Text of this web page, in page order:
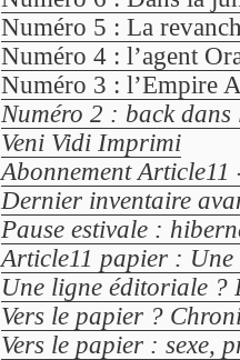
Numéro 5 : La
Numéro 4 : l’agent
Numéro 3 : l’Empire
Numéro 2 : back dans
Veni Vidi Imprimi
Abonnement
Dernier inventaire
Pause estivale :
Article11 papier : Une
Une ligne éditoriale ?
Vers le papier ?
Vers le papier : sexe,